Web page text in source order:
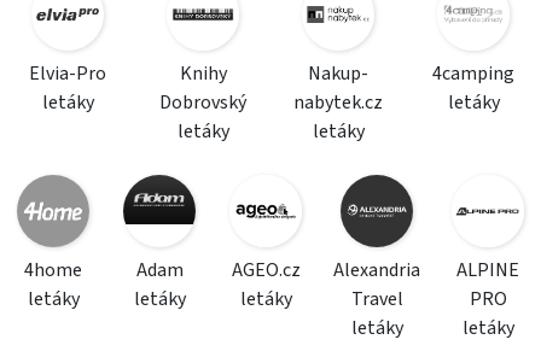
Elvia-Pro
letáky
Knihy
Dobrovský
letáky
Nakup-
nabytek.cz
letáky
4camping
letáky
4home
letáky
Adam
letáky
AGEO.cz
letáky
Alexandria
Travel
letáky
ALPINE
PRO
letáky